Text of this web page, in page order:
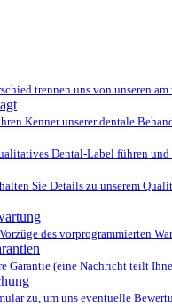
trennen uns von unseren
Kenner unserer dentale
Dental-Label führen
Sie Details zu unserem
des vorprogrammierten
Garantie (eine Nachricht teilt
zu, um uns eventuelle